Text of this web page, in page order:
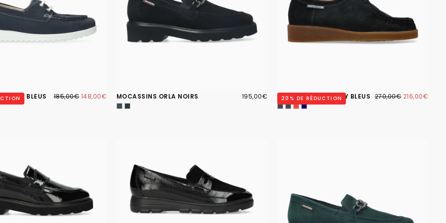
BLEUS 148,00€
PRIX
185,00€ PRIX
148,00€ MOCASSINS ORLA NOIRS 195,00€
PRIX
195,00€ MOCASSINS CHRISTY BLEUS
20 % DE RÉDUCTION 216,00€
PRIX
270,00€ PRIX
216,00€